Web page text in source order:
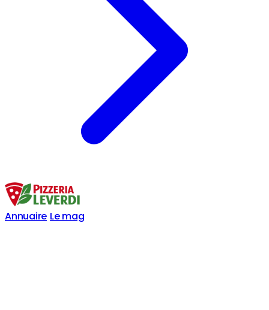
Annuaire Le mag